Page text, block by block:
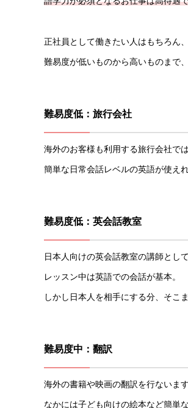
正社員として働きたい人はもちろん、
難易度が低いものから高いものまで
難易度低：旅行会社
海外のお客様も利用する旅行会社で
簡単な日常会話レベルの英語が使え
難易度低：英会話教室
日本人向けの英会話教室の講師とし
レッスン中は英語での会話が基本。
しかし日本人を相手にする分、そこ
難易度中：翻訳
海外の書籍や映画の翻訳を行ないます
なかには子ども向けの絵本など簡単